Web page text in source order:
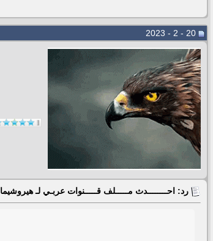
رد: احــــــــدث مـــــلف قـــــنوات عربـي لـ هيروشيما V2&V4 معالج Gx6101D بكل جديد